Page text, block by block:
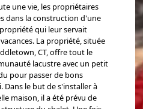
une vie, les propriétaires
dans la construction d'une
qui leur servait
La propriété, située
CT, offre tout le
lacustre avec un petit
pour passer de bons
Dans le but de s'installer à
maison, il a été prévu de